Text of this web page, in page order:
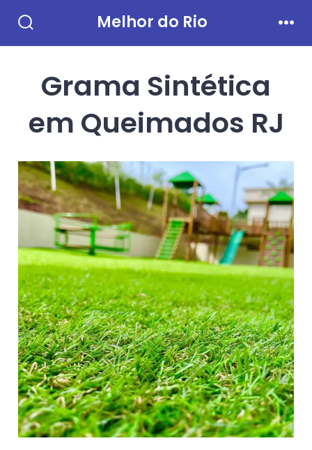
direto
conteúdo
pesquisa
Melhor do Rio
Grama Sintética
em Queimados RJ